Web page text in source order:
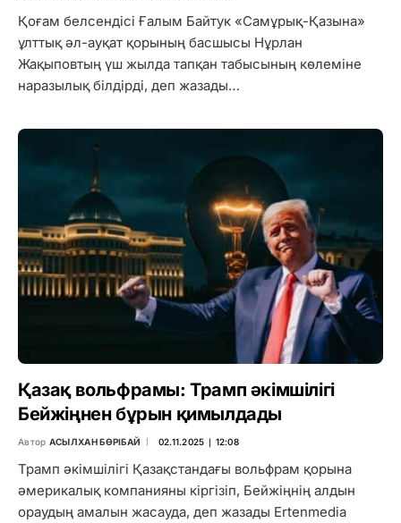
Қоғам белсендісі Ғалым Байтук «Самұрық-Қазына»
ұлттық әл-ауқат қорының басшысы Нұрлан
Жақыповтың үш жылда тапқан табысының көлеміне
наразылық білдірді, деп жазады…
Қазақ вольфрамы: Трамп әкімшілігі
Бейжіңнен бұрын қимылдады
Автор АСЫЛХАН БӨРІБАЙ 02.11.2025 ∣ 12:08
Трамп әкімшілігі Қазақстандағы вольфрам қорына
әмерикалық компанияны кіргізіп, Бейжіңнің алдын
ораудың амалын жасауда, деп жазады Ertenmedia